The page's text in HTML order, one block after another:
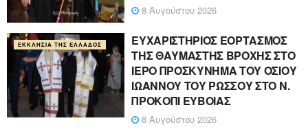
8 Αυγούστου 2026
ΕΚΚΛΗΣΊΑ ΤΗΣ ΕΛΛΆΔΟΣ
ΕΥΧΑΡΙΣΤΗΡΙΟΣ ΕΟΡΤΑΣΜΟΣ
ΤΗΣ ΘΑΥΜΑΣΤΗΣ ΒΡΟΧΗΣ ΣΤΟ
ΙΕΡΟ ΠΡΟΣΚΥΝΗΜΑ ΤΟΥ ΟΣΙΟΥ
ΙΩΑΝΝΟΥ ΤΟΥ ΡΩΣΣΟΥ ΣΤΟ Ν.
ΠΡΟΚΟΠΙ ΕΥΒΟΙΑΣ
8 Αυγούστου 2026